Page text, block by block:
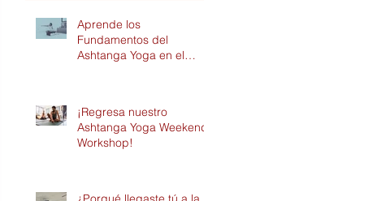
Aprende los
Fundamentos del
Ashtanga Yoga en el
¡Regresa nuestro
Ashtanga Yoga Weekend
Workshop!